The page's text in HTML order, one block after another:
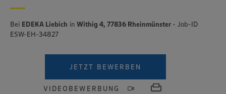
Bei EDEKA Liebich in Withig 4, 77836 Rheinmünster - Job-ID
ESW-EH-34827
JETZT BEWERBEN
VIDEOBEWERBUNG